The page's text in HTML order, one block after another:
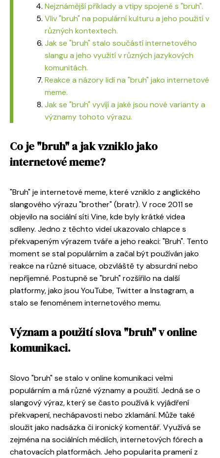
Nejznámější příklady a vtipy spojené s "bruh".
Vliv "bruh" na populární kulturu a jeho použití v
různých kontextech.
Jak se "bruh" stalo součástí internetového
slangu a jeho využití v různých jazykových
komunitách.
Reakce a názory lidí na "bruh" jako internetové
meme.
Jak se "bruh" vyvíjí a jaké jsou nové varianty a
významy tohoto výrazu.
Co je "bruh" a jak vzniklo jako
internetové meme?
"Bruh" je internetové meme, které vzniklo z anglického
slangového výrazu "brother" (bratr). V roce 2011 se
objevilo na sociální síti Vine, kde byly krátké videa
sdíleny. Jedno z těchto videí ukazovalo chlapce s
překvapeným výrazem tváře a jeho reakci: "Bruh". Tento
moment se stal populárním a začal být používán jako
reakce na různé situace, obzvláště ty absurdní nebo
nepříjemné. Postupně se "bruh" rozšířilo na další
platformy, jako jsou YouTube, Twitter a Instagram, a
stalo se fenoménem internetového memu.
Význam a použití slova "bruh" v online
komunikaci.
Slovo "bruh" se stalo v online komunikaci velmi
populárním a má různé významy a použití. Jedná se o
slangový výraz, který se často používá k vyjádření
překvapení, nechápavosti nebo zklamání. Může také
sloužit jako nadsázka či ironický komentář. Využívá se
zejména na sociálních médiích, internetových fórech a
chatovacích platformách. Jeho popularita pramení z